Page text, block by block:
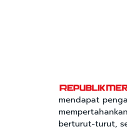
mendapat
berturut-turut,